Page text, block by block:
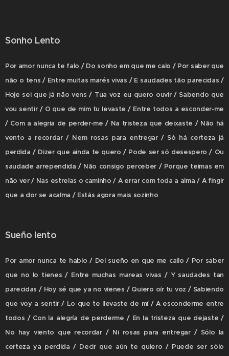
Sonho Lento
Por amor nunca te falo / Do sonho em que me calo / Por saber que
não o tens / Entre muitas marés vivas / E saudades tão parecidas /
Hoje sei que já não vens / Tua voz eu quero ouvir / Sabendo que
vou sentir / O que de mim tu levaste / Entre todos a esconder-me
/ Com a alegria de perder-me / Na tristeza que deixaste / Não há
vento a recordar / Nem rosas para entregar / Só há certeza já
perdida / Dizer que ainda te quero / Pode ser só desespero / Ou
saudade arrependida / Não consigo perceber / Porque teimas em
não ver / Nas estrelas o caminho / A errar com toda a alma / A fingir
que a dor se acalma / Estás agora mais sozinho
Sueño lento
Por amor nunca te hablo / Del sueño en que me callo / Por saber
que no lo tienes / Entre muchas mareas vivas / Y saudades tan
parecidas / Hoy sé que ya no vienes / Quiero oír tu voz / Sabiendo
que voy a sentir / Lo que te llevaste de mí / A esconderme entre
todos / Con la alegría de perderme / En la tristeza que dejaste /
No hay viento que recordar / Ni rosas para entregar / Sólo la
certeza ya perdida / Decir que aún te quiero / Puede ser sólo